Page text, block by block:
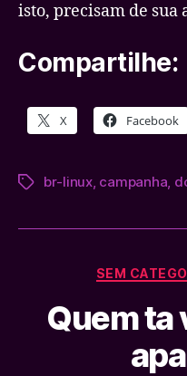
isto, precisam de sua
Compartilhe:
X Facebook
Tagsbr-linux, campanha
SEM
Quem ta